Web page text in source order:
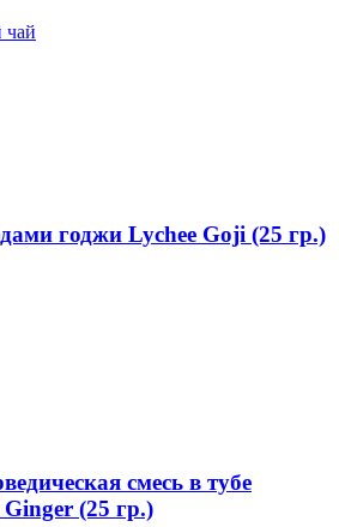
чай
годжи Lychee Goji (25 гр.)
смесь в тубе
(25 гр.)